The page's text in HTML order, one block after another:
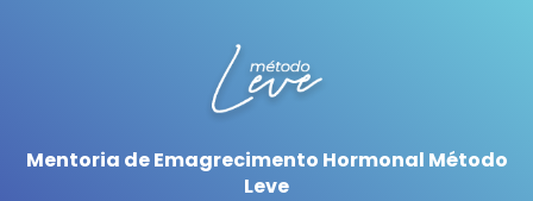
Mentoria de Emagrecimento Hormonal Método
Leve